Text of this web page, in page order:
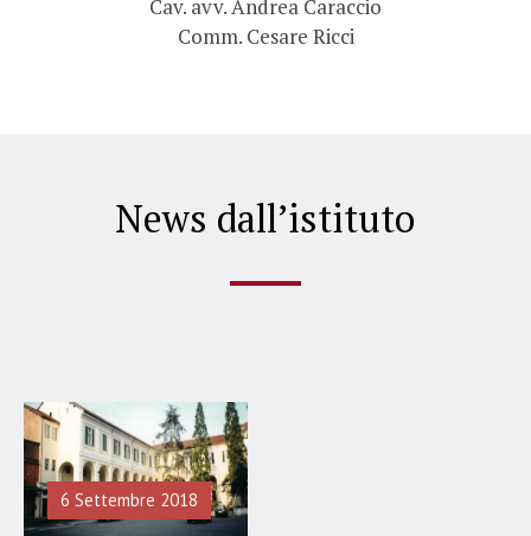
Cav. avv. Andrea Caraccio
Comm. Cesare Ricci
News dall’istituto
6 Settembre 2018